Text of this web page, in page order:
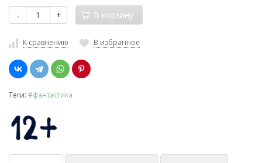
- + В корзину
К сравнению В избранное
Теги: #фантастика